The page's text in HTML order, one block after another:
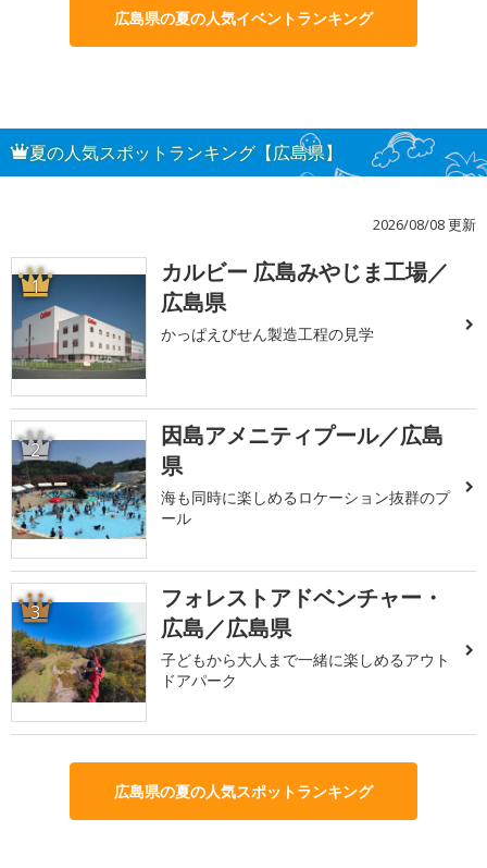
広島県の夏の人気イベントランキング
夏の人気スポットランキング【広島県】
2026/08/08 更新
1
カルビー 広島みやじま工場／
広島県
かっぱえびせん製造工程の見学
2
因島アメニティプール／広島
県
海も同時に楽しめるロケーション抜群のプ
ール
3
フォレストアドベンチャー・
広島／広島県
子どもから大人まで一緒に楽しめるアウト
ドアパーク
広島県の夏の人気スポットランキング